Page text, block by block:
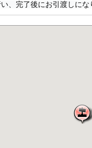
、完了後にお引渡しにな